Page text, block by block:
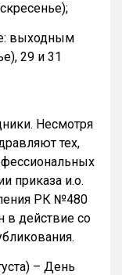
выходным
29 и 31
Несмотря
тех,
приказа и.о.
РК №480
в действие со
– День